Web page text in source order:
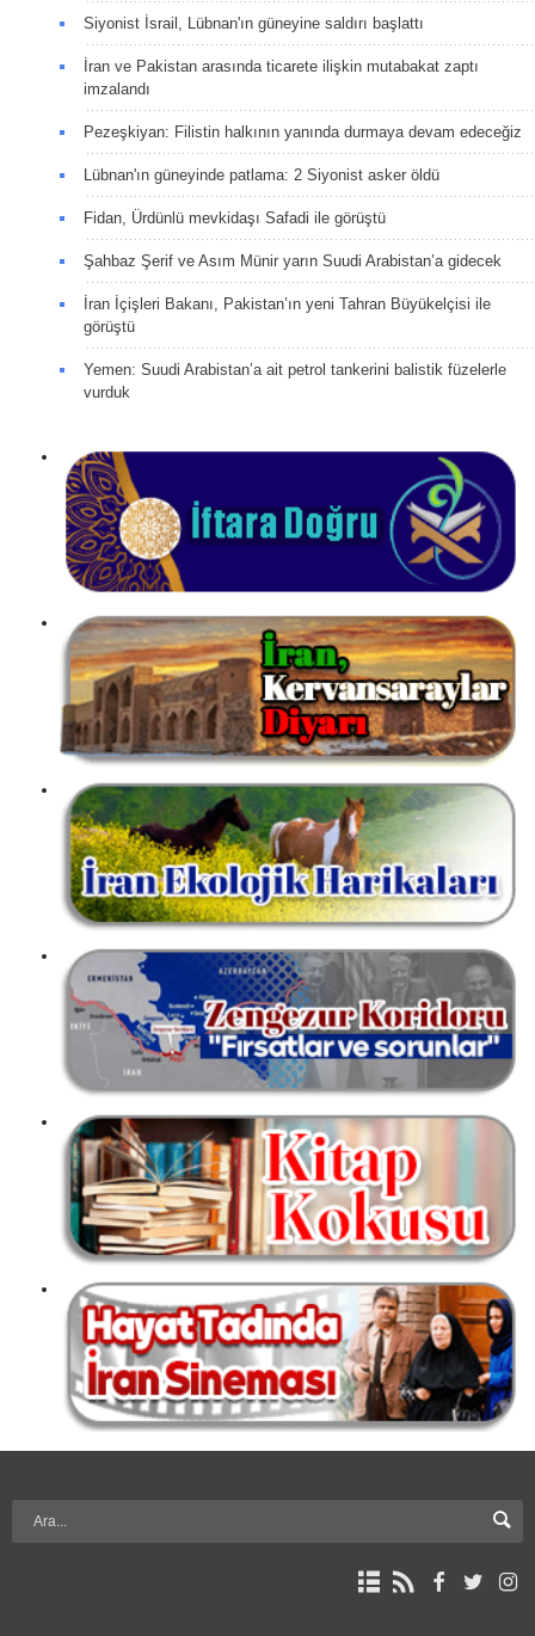
Siyonist İsrail, Lübnan'ın güneyine saldırı başlattı
İran ve Pakistan arasında ticarete ilişkin mutabakat zaptı
imzalandı
Pezeşkiyan: Filistin halkının yanında durmaya devam edeceğiz
Lübnan'ın güneyinde patlama: 2 Siyonist asker öldü
Fidan, Ürdünlü mevkidaşı Safadi ile görüştü
Şahbaz Şerif ve Asım Münir yarın Suudi Arabistan’a gidecek
İran İçişleri Bakanı, Pakistan’ın yeni Tahran Büyükelçisi ile
görüştü
Yemen: Suudi Arabistan’a ait petrol tankerini balistik füzelerle
vurduk